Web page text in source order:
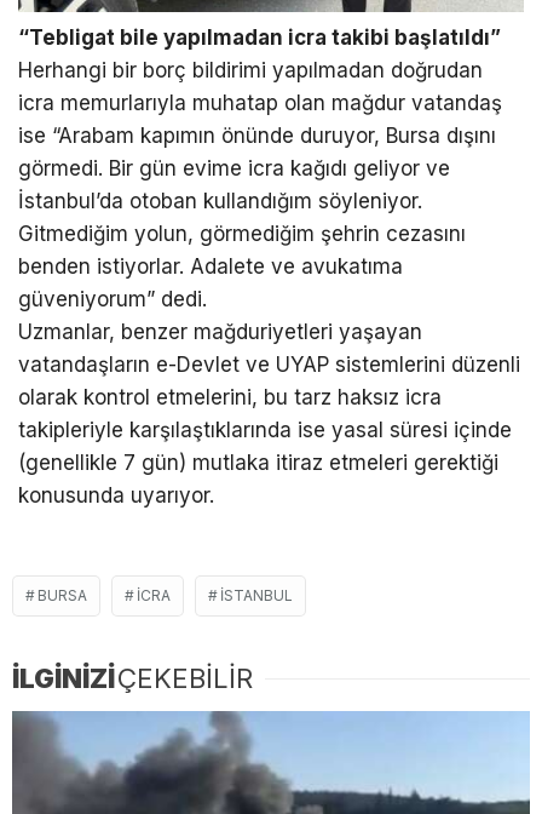
“Tebligat bile yapılmadan icra takibi başlatıldı”
Herhangi bir borç bildirimi yapılmadan doğrudan
icra memurlarıyla muhatap olan mağdur vatandaş
ise “Arabam kapımın önünde duruyor, Bursa dışını
görmedi. Bir gün evime icra kağıdı geliyor ve
İstanbul’da otoban kullandığım söyleniyor.
Gitmediğim yolun, görmediğim şehrin cezasını
benden istiyorlar. Adalete ve avukatıma
güveniyorum” dedi.
Uzmanlar, benzer mağduriyetleri yaşayan
vatandaşların e-Devlet ve UYAP sistemlerini düzenli
olarak kontrol etmelerini, bu tarz haksız icra
takipleriyle karşılaştıklarında ise yasal süresi içinde
(genellikle 7 gün) mutlaka itiraz etmeleri gerektiği
konusunda uyarıyor.
BURSA ICRA İSTANBUL
İLGİNİZİÇEKEBİLİR